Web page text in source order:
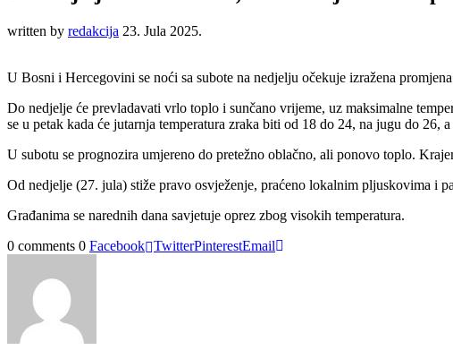
written by redakcija 23. Jula 2025.
U Bosni i Hercegovini se noći sa subote na nedjelju očekuje izražena
Do nedjelje će prevladavati vrlo toplo i sunčano vrijeme, uz maksimalne
se u petak kada će jutarnja temperatura zraka biti od 18 do 24, na jugu do 26,
U subotu se prognozira umjereno do pretežno oblačno, ali ponovo toplo.
Od nedjelje (27. jula) stiže pravo osvježenje, praćeno lokalnim pljuskovima i
Građanima se narednih dana savjetuje oprez zbog visokih temperatura.
0 comments 0 Facebook TwitterPinterestEmail